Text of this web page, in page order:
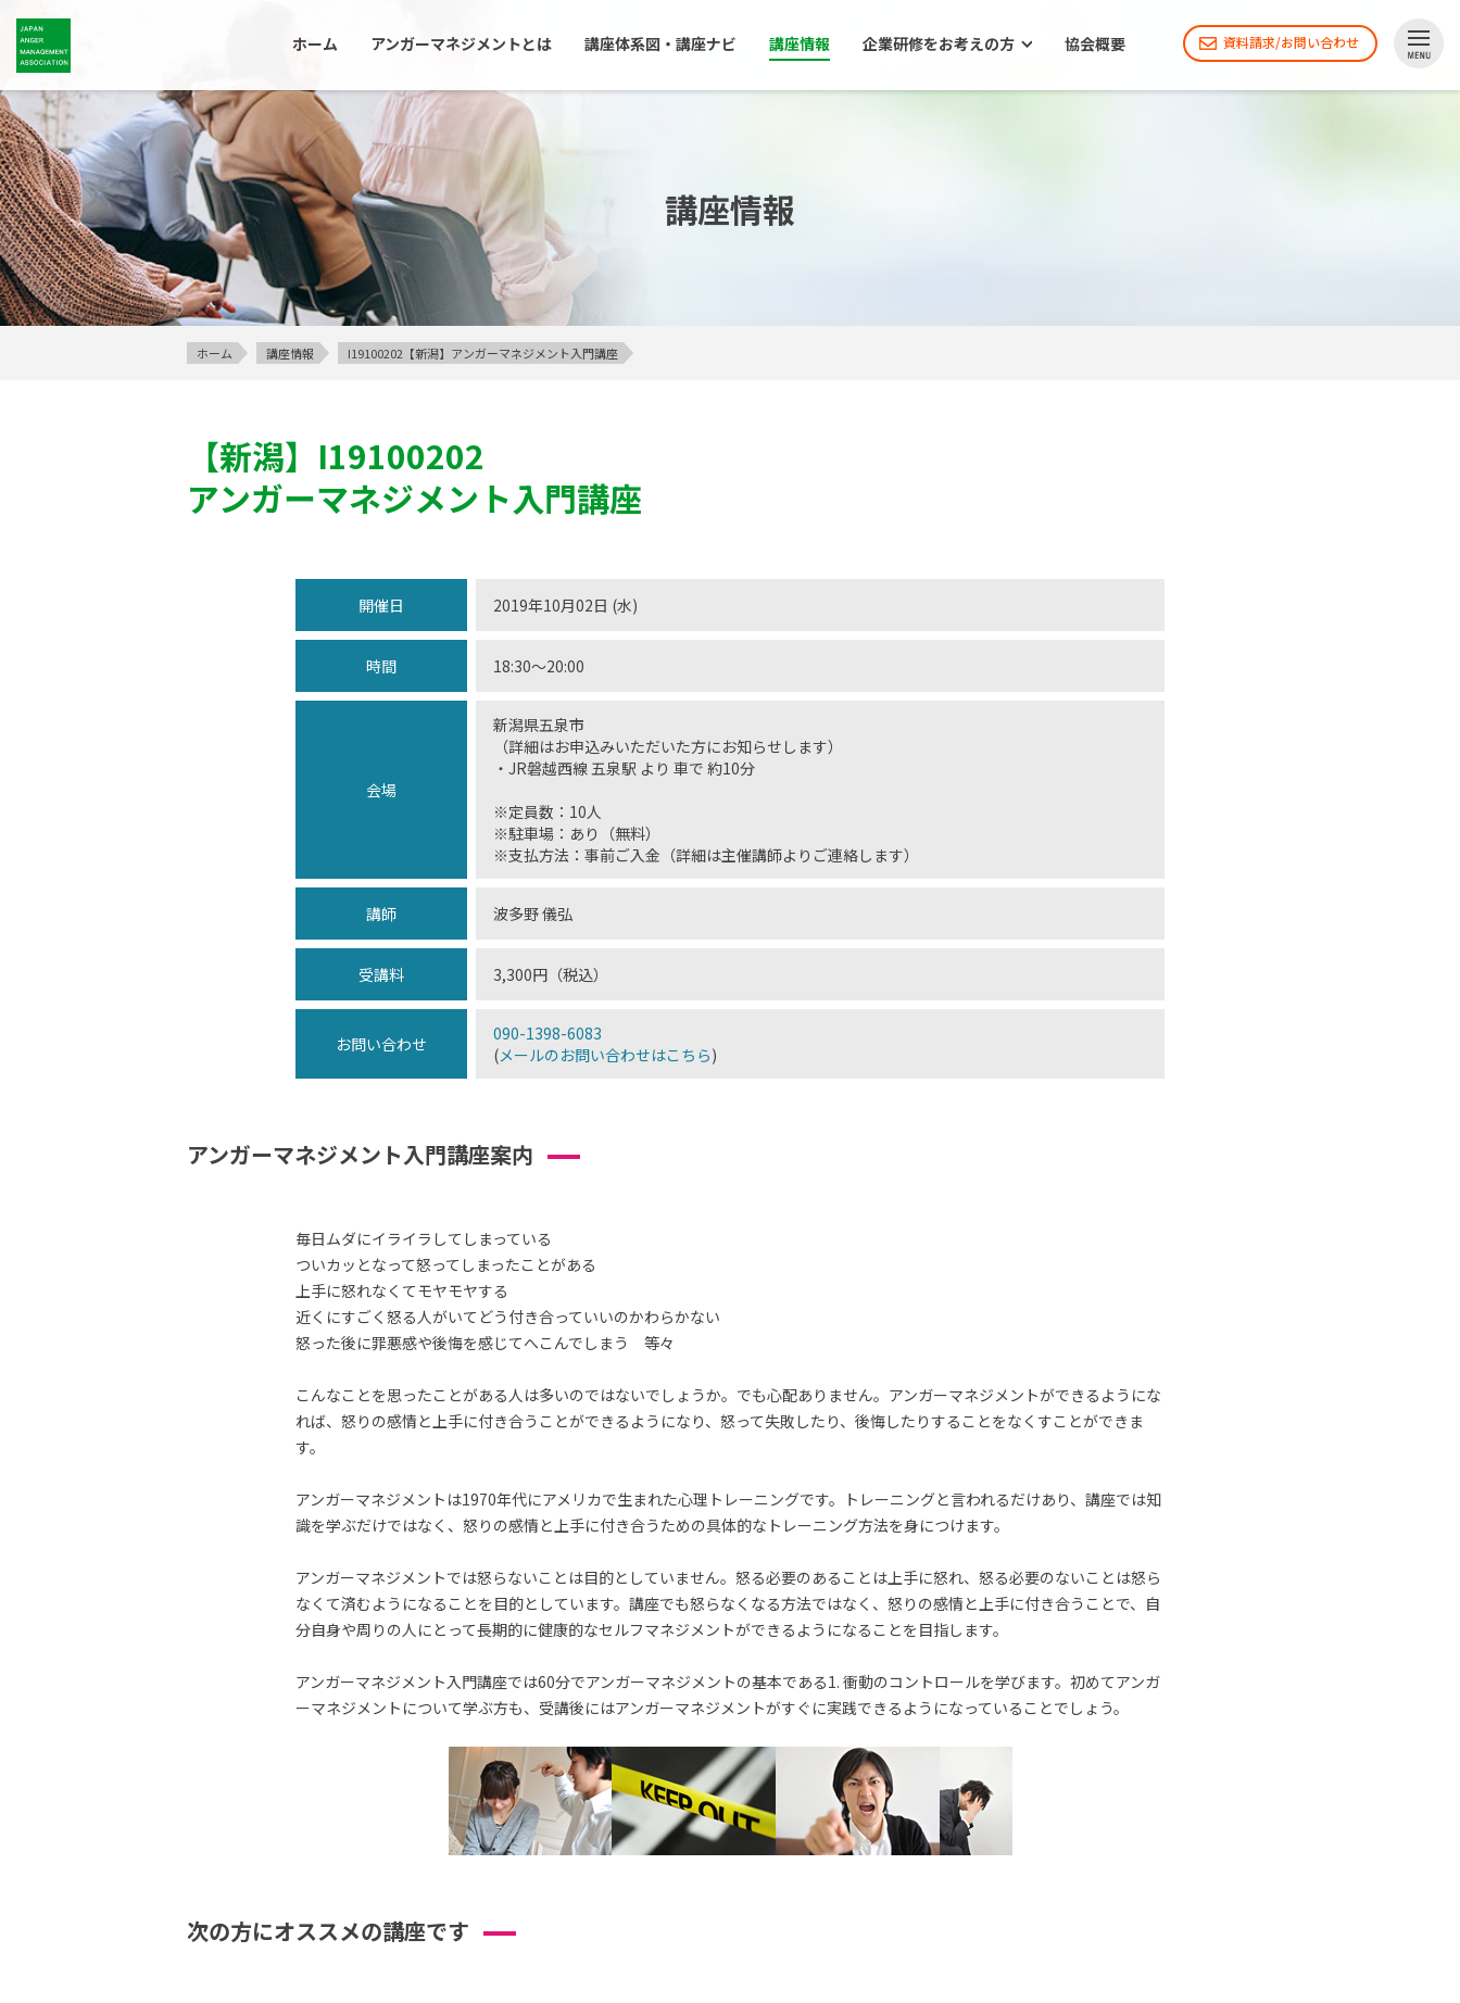
ホーム アンガーマネジメントとは 講座体系図・講座ナビ 講座情報 企業研修をお考えの方 協会概要 資料請求/お問い合わせ
講座情報
ホーム 講座情報 I19100202【新潟】アンガーマネジメント入門講座
【新潟】 I19100202
アンガーマネジメント入門講座
開催日 2019年10月02日 (水)
時間 18:30〜20:00
会場
新潟県五泉市
（詳細はお申込みいただいた方にお知らせします）
・JR磐越西線 五泉駅 より 車で 約10分
※定員数：10人
※駐車場：あり（無料）
※支払方法：事前ご入金（詳細は主催講師よりご連絡します）
講師 波多野 儀弘
受講料 3,300円（税込）
お問い合わせ
090-1398-6083
(メールのお問い合わせはこちら)
アンガーマネジメント入門講座案内
毎日ムダにイライラしてしまっている
ついカッとなって怒ってしまったことがある
上手に怒れなくてモヤモヤする
近くにすごく怒る人がいてどう付き合っていいのかわらかない
怒った後に罪悪感や後悔を感じてへこんでしまう 等々
こんなことを思ったことがある人は多いのではないでしょうか。でも心配ありません。アンガーマネジメントができるようにな
れば、怒りの感情と上手に付き合うことができるようになり、怒って失敗したり、後悔したりすることをなくすことができま
す。
アンガーマネジメントは1970年代にアメリカで生まれた心理トレーニングです。トレーニングと言われるだけあり、講座では知
識を学ぶだけではなく、怒りの感情と上手に付き合うための具体的なトレーニング方法を身につけます。
アンガーマネジメントでは怒らないことは目的としていません。怒る必要のあることは上手に怒れ、怒る必要のないことは怒ら
なくて済むようになることを目的としています。講座でも怒らなくなる方法ではなく、怒りの感情と上手に付き合うことで、自
分自身や周りの人にとって長期的に健康的なセルフマネジメントができるようになることを目指します。
アンガーマネジメント入門講座では60分でアンガーマネジメントの基本である1. 衝動のコントロールを学びます。初めてアンガ
ーマネジメントについて学ぶ方も、受講後にはアンガーマネジメントがすぐに実践できるようになっていることでしょう。
次の方にオススメの講座です